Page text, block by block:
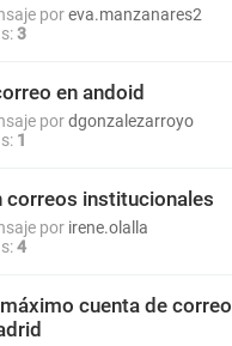
poreva.manzanares2
3
en andoid
pordgonzalezarroyo
1
correos institucionales
por irene.olalla
4
cuenta de correo